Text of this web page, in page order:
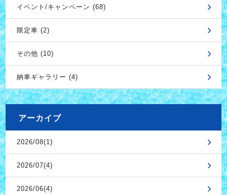
イベント/キャンペーン (68)
限定車 (2)
その他 (10)
納車ギャラリー (4)
アーカイブ
2026/08(1)
2026/07(4)
2026/06(4)